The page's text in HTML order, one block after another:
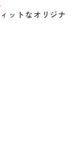
ットなオリジナ